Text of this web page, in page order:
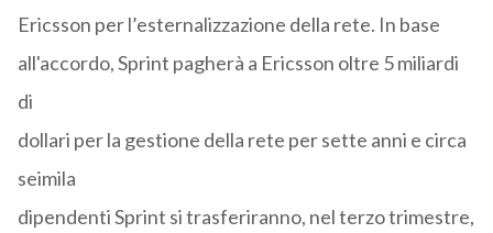
Ericsson per l’esternalizzazione della rete. In base
all'accordo, Sprint pagherà a Ericsson oltre 5 miliardi
di
dollari per la gestione della rete per sette anni e circa
seimila
dipendenti Sprint si trasferiranno, nel terzo trimestre,